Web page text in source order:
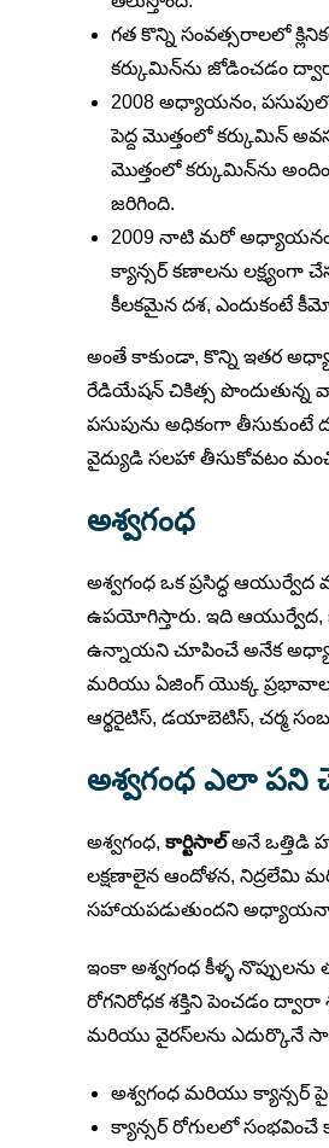
గత కొన్ని సంవత్సరాలలో
కర్కుమిన్‌ను జోడించడం
2008 అధ్యాయనం,
పెద్ద మొత్తంలో కర్కుమిన్
మొత్తంలో కర్కుమిన్‌ను
జరిగింది.
2009 నాటి మరో అధ్యాయనంలో
క్యాన్సర్ కణాలను లక్ష్యంగా
కీలకమైన దశ, ఎందుకంటే
అంతే కాకుండా, కొన్ని ఇతర
రేడియేషన్ చికిత్స పొందుతున్న
పసుపును అధికంగా
వైద్యుడి సలహా తీసుకోవటం
అశ్వగంధ
అశ్వగంధ ఒక ప్రసిద్ధ
ఉపయోగిస్తారు. ఇది
ఉన్నాయని చూపించే అనేక
మరియు ఏజింగ్ యొక్క
ఆర్థరైటిస్, డయాబెటిస్, చర్మ
అశ్వగంధ ఎలా పని
అశ్వగంధ, కార్టిసాల్అనే ఒత్తిడి
లక్షణాలైన ఆందోళన, నిద్రలేమి
సహాయపడుతుందని
ఇంకా అశ్వగంధ కీళ్ళ
రోగనిరోధక శక్తిని పెంచడం
మరియు వైరస్‌లను ఎదుర్కొనే
అశ్వగంధ మరియు క్యాన్సర్
క్యాన్సర్ రోగులలో